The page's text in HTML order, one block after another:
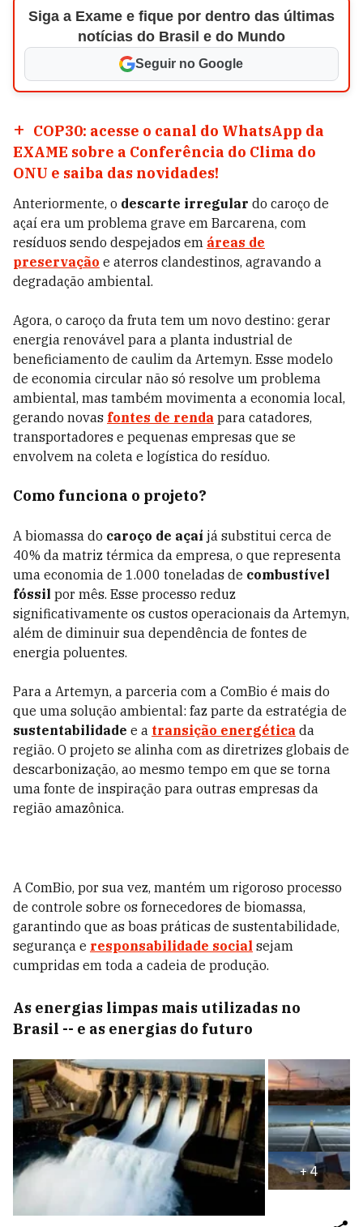
Siga a Exame e fique por dentro das últimas
notícias do Brasil e do Mundo
Seguir no Google
COP30: acesse o canal do WhatsApp da
EXAME sobre a Conferência do Clima do
ONU e saiba das novidades!
Anteriormente, o descarte irregular do caroço de
açaí era um problema grave em Barcarena, com
resíduos sendo despejados em áreas de
preservação e aterros clandestinos, agravando a
degradação ambiental.
Agora, o caroço da fruta tem um novo destino: gerar
energia renovável para a planta industrial de
beneficiamento de caulim da Artemyn. Esse modelo
de economia circular não só resolve um problema
ambiental, mas também movimenta a economia local,
gerando novas fontes de renda para catadores,
transportadores e pequenas empresas que se
envolvem na coleta e logística do resíduo.
Como funciona o projeto?
A biomassa do caroço de açaí já substitui cerca de
40% da matriz térmica da empresa, o que representa
uma economia de 1.000 toneladas de combustível
fóssil por mês. Esse processo reduz
significativamente os custos operacionais da Artemyn,
além de diminuir sua dependência de fontes de
energia poluentes.
Para a Artemyn, a parceria com a ComBio é mais do
que uma solução ambiental: faz parte da estratégia de
sustentabilidade e a transição energética da
região. O projeto se alinha com as diretrizes globais de
descarbonização, ao mesmo tempo em que se torna
uma fonte de inspiração para outras empresas da
região amazônica.
A ComBio, por sua vez, mantém um rigoroso processo
de controle sobre os fornecedores de biomassa,
garantindo que as boas práticas de sustentabilidade,
segurança e responsabilidade social sejam
cumpridas em toda a cadeia de produção.
As energias limpas mais utilizadas no
Brasil -- e as energias do futuro
+4